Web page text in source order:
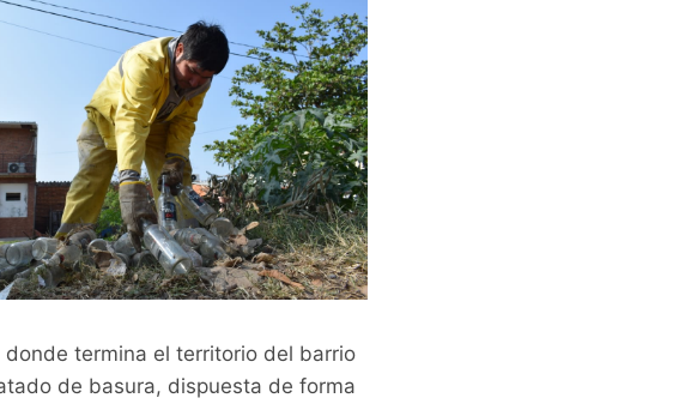
termina el territorio del barrio
de basura, dispuesta de forma